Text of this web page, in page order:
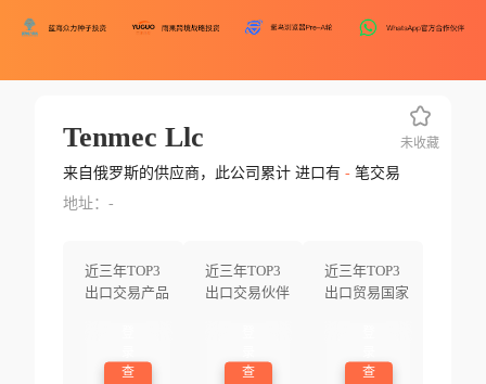
Tenmec Llc
来自俄罗斯的供应商，此公司累计 进口有 -笔交易
地址：-
近三年TOP3
出口交易产品
查
近三年TOP3
出口交易伙伴
查
近三年TOP3
出口贸易国家
查
未收藏